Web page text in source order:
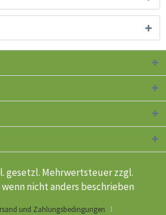
gesetzl. Mehrwertsteuer zzgl.
wenn nicht anders beschrieben
und Zahlungsbedingungen